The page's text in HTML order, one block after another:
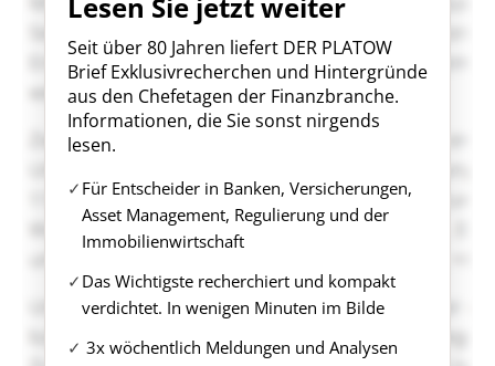
Seit über 80 Jahren liefert DER PLATOW
Brief Exklusivrecherchen und Hintergründe
aus den Chefetagen der Finanzbranche.
Informationen, die Sie sonst nirgends
lesen.
Für Entscheider in Banken, Versicherungen,
Asset Management, Regulierung und der
Immobilienwirtschaft
Das Wichtigste recherchiert und kompakt
verdichtet. In wenigen Minuten im Bilde
3x wöchentlich Meldungen und Analysen